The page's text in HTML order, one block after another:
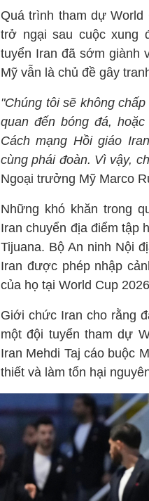
Quá trình tham dự World
trở ngại sau cuộc xung
tuyển Iran đã sớm giành
Mỹ vẫn là chủ đề gây
"Chúng tôi sẽ không
quan đến bóng đá,
Cách mạng Hồi giáo
cùng phái đoàn. Vì vậy,
Ngoại trưởng Mỹ Marco
Những khó khăn trong
Iran chuyển địa điểm tập
Tijuana. Bộ An ninh Nội
Iran được phép nhập
của họ tại World Cup
Giới chức Iran cho rằng
một đội tuyển tham dự
Iran Mehdi Taj cáo buộc
thiết và làm tổn hại